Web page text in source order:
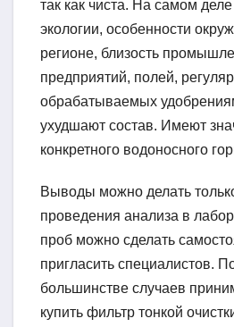
так как чиста. На самом
экологии, особенности
регионе, близость
предприятий, полей,
обрабатываемых
ухудшают состав. Имеют
конкретного водоносного
Выводы можно делать
проведения анализа в
проб можно сделать
пригласить специалистов.
большинстве случаев
купить фильтр тонкой